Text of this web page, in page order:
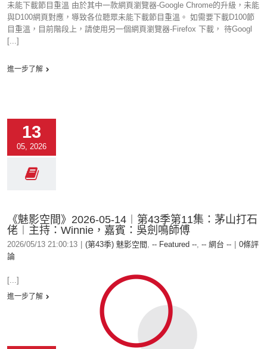
未能下載節目重溫 由於其中一款網頁瀏覽器-Google Chrome的升級，未能
與D100網頁對應，導致各位聽眾未能下載節目重溫。 如需要下載D100節
目重溫，目前階段上，請使用另一個網頁瀏覽器-Firefox 下載， 待Googl
[...]
進一步了解
13
05, 2026
《魅影空間》2026-05-14︱第43季第11集：茅山打石
佬︱主持：Winnie，嘉賓：吳劍鳴師傅
2026/05/13 21:00:13 (第43季) 魅影空間 , -- Featured --, -- 網台 --
0條評
論
[...]
進一步了解